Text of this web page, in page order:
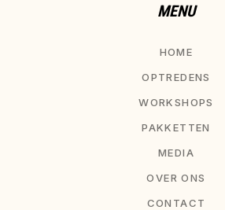
MENU
HOME
OPTREDENS
WORKSHOPS
PAKKETTEN
MEDIA
OVER ONS
CONTACT